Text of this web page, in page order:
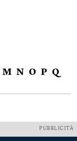
M N O P Q
PUBBLICITÀ